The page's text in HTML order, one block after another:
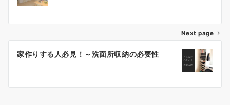
ゲ
シ
Next page
家作りする人必見！～洗面所収納の必要性